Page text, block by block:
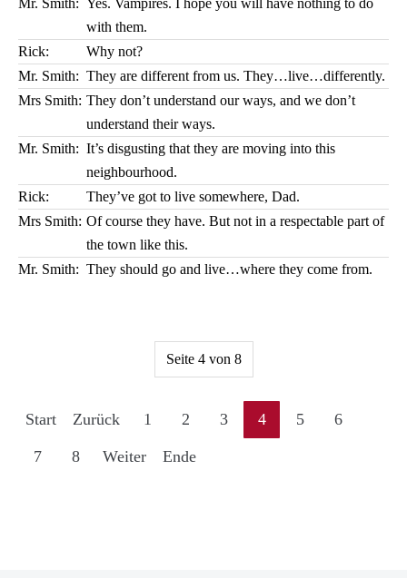
Mr. Smith: Yes. Vampires. I hope you will have nothing to do
with them.
Rick:
Why not?
Mr. Smith: They are different from us. They…live…differently.
Mrs Smith: They don’t understand our ways, and we don’t
understand their ways.
Mr. Smith: It’s disgusting that they are moving into this
neighbourhood.
Rick:
They’ve got to live somewhere, Dad.
Mrs Smith: Of course they have. But not in a respectable part of
the town like this.
Mr. Smith: They should go and live…where they come from.
Seite 4 von 8
Start Zurück 1 2 3 4 5 6
7 8 Weiter Ende